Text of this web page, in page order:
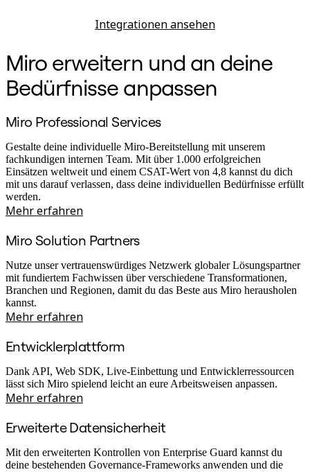
Integrationen ansehen
Miro erweitern und an deine
Bedürfnisse anpassen
Miro Professional Services
Gestalte deine individuelle Miro-Bereitstellung mit unserem
fachkundigen internen Team. Mit über 1.000 erfolgreichen
Einsätzen weltweit und einem CSAT-Wert von 4,8 kannst du dich
mit uns darauf verlassen, dass deine individuellen Bedürfnisse erfüllt
werden.
Mehr erfahren
Miro Solution Partners
Nutze unser vertrauenswürdiges Netzwerk globaler Lösungspartner
mit fundiertem Fachwissen über verschiedene Transformationen,
Branchen und Regionen, damit du das Beste aus Miro herausholen
kannst.
Mehr erfahren
Entwicklerplattform
Dank API, Web SDK, Live-Einbettung und Entwicklerressourcen
lässt sich Miro spielend leicht an eure Arbeitsweisen anpassen.
Mehr erfahren
Erweiterte Datensicherheit
Mit den erweiterten Kontrollen von Enterprise Guard kannst du
deine bestehenden Governance-Frameworks anwenden und die